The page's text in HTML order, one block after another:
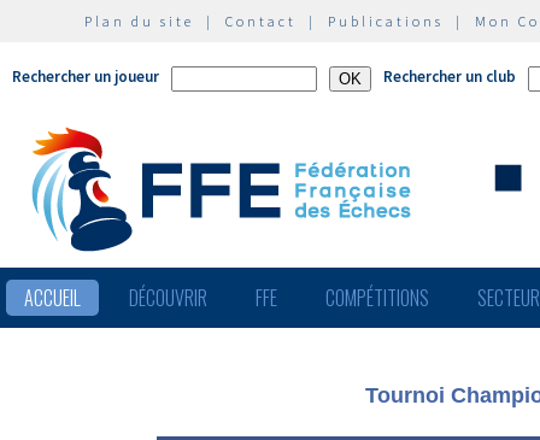
Plan du site | Contact | Publications | Mon
Rechercher un joueur Rechercher un club
ACCUEIL DÉCOUVRIR FFE COMPÉTITIONS
Tournoi